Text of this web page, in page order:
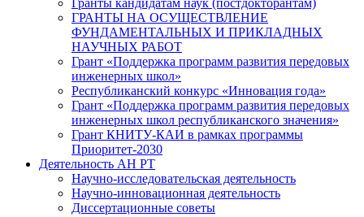
ГРАНТЫ НА ОСУЩЕСТВЛЕНИЕ
ФУНДАМЕНТАЛЬНЫХ И ПРИКЛАДНЫХ
НАУЧНЫХ РАБОТ
Грант «Поддержка программ развития передовых
инженерных школ»
Республиканский конкурс «Инновация года»
Грант «Поддержка программ развития передовых
инженерных школ республиканского значения»
Грант КНИТУ-КАИ в рамках программы
Приоритет-2030
Деятельность АН РТ
Научно-исследовательская деятельность
Научно-инновационная деятельность
Диссертационные советы